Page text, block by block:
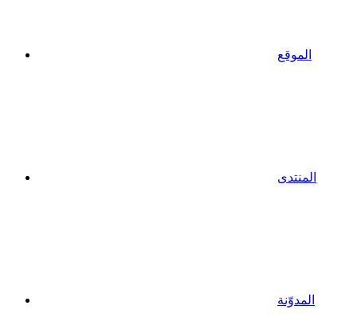
الموقع
المنتدى
المدوّنة